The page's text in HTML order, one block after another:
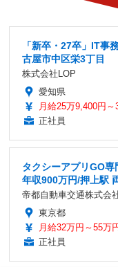
「新卒・27卒」IT事
古屋市中区栄3丁目
株式会社LOP
愛知県
月給25万9,400円～
正社員
タクシーアプリGO
年収900万円/押上駅
帝都自動車交通株式会
東京都
月給32万円～55万
正社員